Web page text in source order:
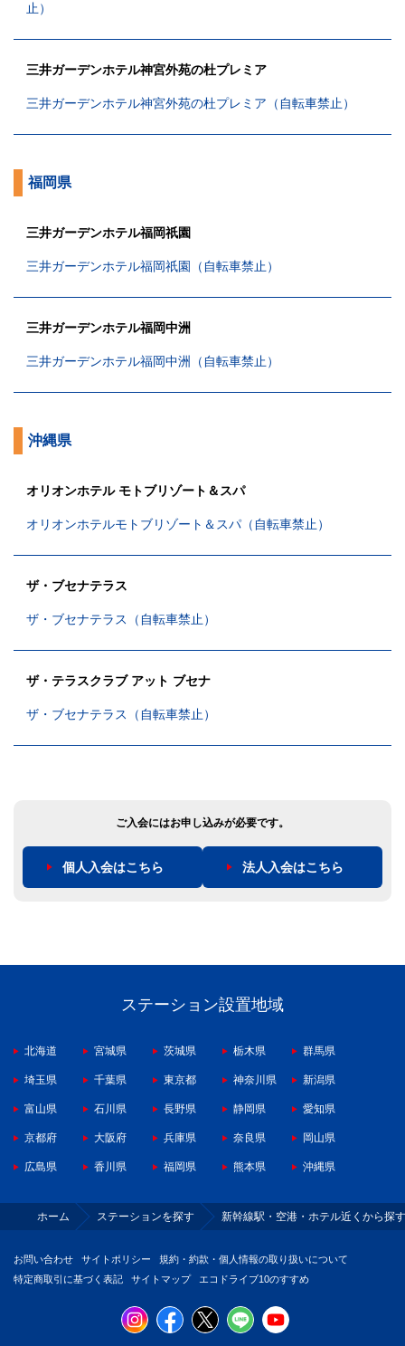
止）
三井ガーデンホテル神宮外苑の杜プレミア
三井ガーデンホテル神宮外苑の杜プレミア（自転車禁止）
福岡県
三井ガーデンホテル福岡祇園
三井ガーデンホテル福岡祇園（自転車禁止）
三井ガーデンホテル福岡中洲
三井ガーデンホテル福岡中洲（自転車禁止）
沖縄県
オリオンホテル モトブリゾート＆スパ
オリオンホテルモトブリゾート＆スパ（自転車禁止）
ザ・ブセナテラス
ザ・ブセナテラス（自転車禁止）
ザ・テラスクラブ アット ブセナ
ザ・ブセナテラス（自転車禁止）
ご入会にはお申し込みが必要です。
個人入会はこちら 法人入会はこちら
ステーション設置地域
北海道 宮城県 茨城県 栃木県 群馬県
埼玉県 千葉県 東京都 神奈川県 新潟県
富山県 石川県 長野県 静岡県 愛知県
京都府 大阪府 兵庫県 奈良県 岡山県
広島県 香川県 福岡県 熊本県 沖縄県
ホーム ステーションを探す 新幹線駅・空港・ホテル近くから探す
お問い合わせ サイトポリシー
規約・約款・個人情報の取り扱いについて
特定商取引に基づく表記
サイトマップ エコドライブ10のすすめ